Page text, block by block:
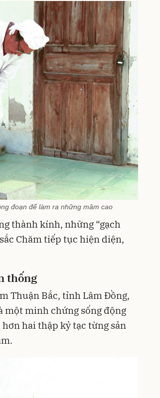
đoạn để làm ra những mâm cao
thành kính, những “gạch
Chăm tiếp tục hiện diện,
thống
Thuận Bắc, tỉnh Lâm Đồng,
một minh chứng sống động
hai thập kỷ tạc từng sản